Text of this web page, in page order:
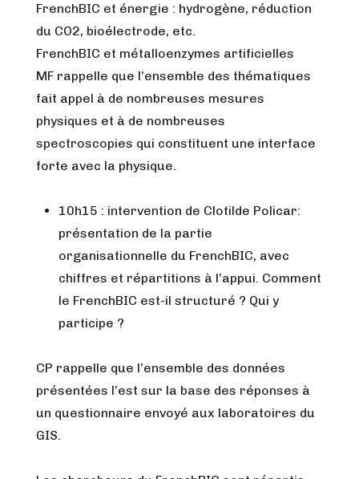
FrenchBIC et énergie : hydrogène, réduction
du CO2, bioélectrode, etc.
FrenchBIC et métalloenzymes artificielles
MF rappelle que l’ensemble des thématiques
fait appel à de nombreuses mesures
physiques et à de nombreuses
spectroscopies qui constituent une interface
forte avec la physique.
10h15 : intervention de Clotilde Policar:
présentation de la partie
organisationnelle du FrenchBIC, avec
chiffres et répartitions à l’appui. Comment
le FrenchBIC est-il structuré ? Qui y
participe ?
CP rappelle que l’ensemble des données
présentées l’est sur la base des réponses à
un questionnaire envoyé aux laboratoires du
GIS.